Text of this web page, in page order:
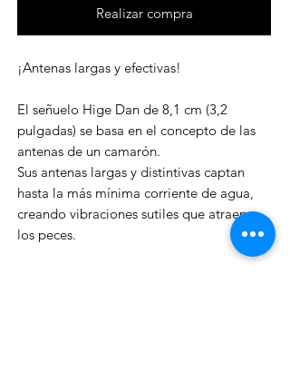
Realizar compra
¡Antenas largas y efectivas!
El señuelo Hige Dan de 8,1 cm (3,2
pulgadas) se basa en el concepto de las
antenas de un camarón.
Sus antenas largas y distintivas captan
hasta la más mínima corriente de agua,
creando vibraciones sutiles que atraen a
los peces.